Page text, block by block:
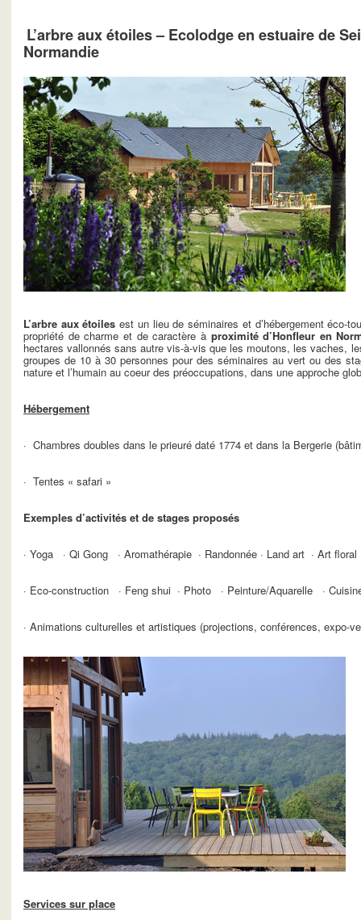
L’arbre aux étoiles – Ecolodge en estuaire de
Normandie
L’arbre aux étoiles est un lieu de séminaires et d’hébergement éco-
propriété de charme et de caractère à proximité d’Honfleur en
hectares vallonnés sans autre vis-à-vis que les moutons, les vaches,
groupes de 10 à 30 personnes pour des séminaires au vert ou des
nature et l’humain au coeur des préoccupations, dans une approche
Hébergement
· Chambres doubles dans le prieuré daté 1774 et dans la Bergerie
· Tentes « safari »
Exemples d’activités et de stages proposés
· Yoga · Qi Gong · Aromathérapie · Randonnée · Land art · Art floral
· Eco-construction · Feng shui · Photo · Peinture/Aquarelle ·
· Animations culturelles et artistiques (projections, conférences, expo-
Services sur place